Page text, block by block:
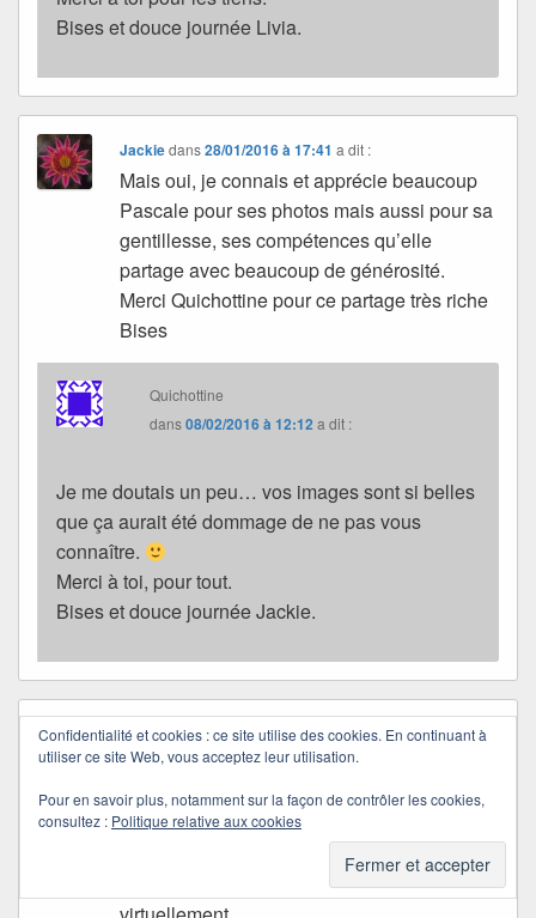
Bises et douce journée Livia.
Jackiedans28/01/2016 à 17:41 a dit :
Mais oui, je connais et apprécie beaucoup
Pascale pour ses photos mais aussi pour sa
gentillesse, ses compétences qu’elle
partage avec beaucoup de générosité.
Merci Quichottine pour ce partage très riche
Bises
Quichottine
dans08/02/2016 à 12:12 a dit :
Je me doutais un peu… vos images sont si belles
que ça aurait été dommage de ne pas vous
connaître.
Merci à toi, pour tout.
Bises et douce journée Jackie.
grandmistraldans28/01/2016 à 17:59a dit :
Pascale c’est …………………………….Le
TOP.
Quichottine………………………………also.
Je vous salue toutes les deux………………
et suis heureux de vous connaître ,déjà ,
Confidentialité et cookies : ce site utilise des cookies. En continuant à
utiliser ce site Web, vous acceptez leur utilisation.
Pour en savoir plus, notamment sur la façon de contrôler les cookies,
consultez : Politique relative aux cookies